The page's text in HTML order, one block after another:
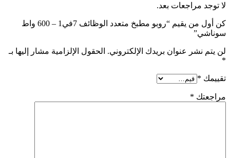
لا توجد مراجعات بعد.
كن أول من يقيم “روبو مطبخ متعدد الوظائف 7في1 – 600 واط
سوناشي”
لن يتم نشر عنوان بريدك الإلكتروني. الحقول الإلزامية مشار إليها بـ
*
تقييمك *
مراجعتك *